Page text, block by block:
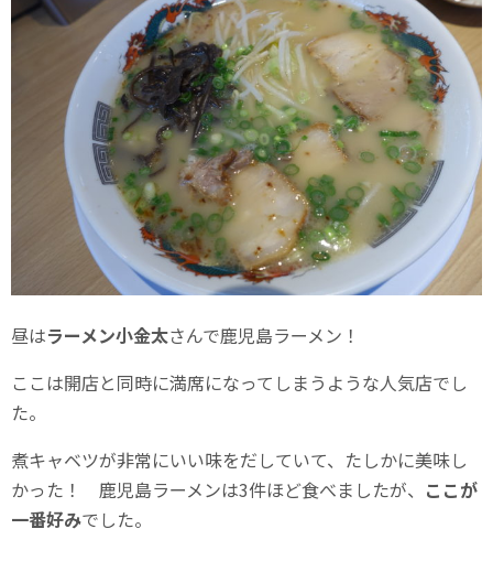
昼はラーメン小金太さんで鹿児島ラーメン！
ここは開店と同時に満席になってしまうような人気店でし
た。
煮キャベツが非常にいい味をだしていて、たしかに美味し
かった！ 鹿児島ラーメンは3件ほど食べましたが、 ここが
一番好みでした。